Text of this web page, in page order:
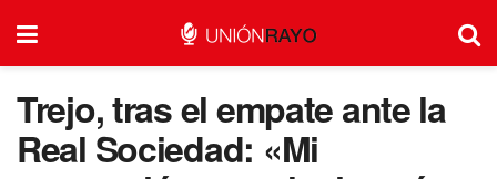
Trejo, tras el empate ante la
Real Sociedad: «Mi